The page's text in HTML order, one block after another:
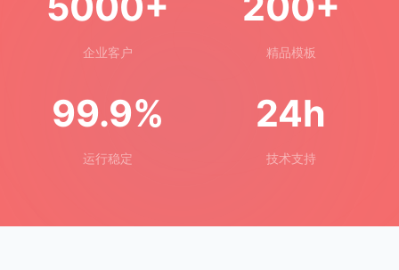
企业客户 精品模板
99.9%
运行稳定
24h
技术支持